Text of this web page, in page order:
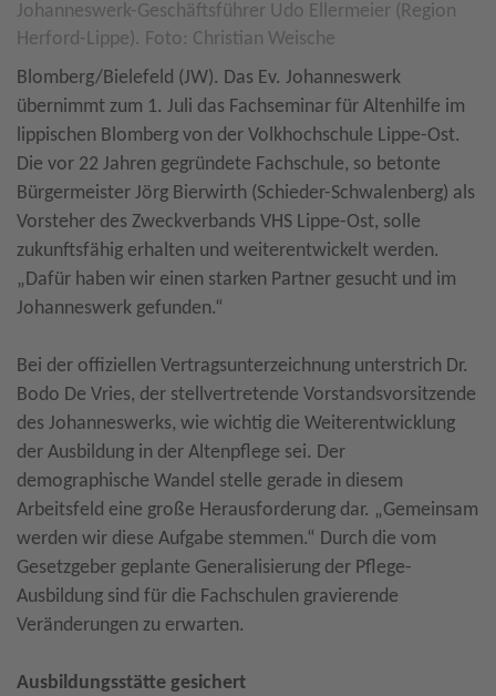
Johanneswerk-Geschäftsführer Udo Ellermeier (Region
Herford-Lippe). Foto: Christian Weische
Blomberg/Bielefeld (JW). Das Ev. Johanneswerk
übernimmt zum 1. Juli das Fachseminar für Altenhilfe im
lippischen Blomberg von der Volkhochschule Lippe-Ost.
Die vor 22 Jahren gegründete Fachschule, so betonte
Bürgermeister Jörg Bierwirth (Schieder-Schwalenberg) als
Vorsteher des Zweckverbands VHS Lippe-Ost, solle
zukunftsfähig erhalten und weiterentwickelt werden.
„Dafür haben wir einen starken Partner gesucht und im
Johanneswerk gefunden.“
Bei der offiziellen Vertragsunterzeichnung unterstrich Dr.
Bodo De Vries, der stellvertretende Vorstandsvorsitzende
des Johanneswerks, wie wichtig die Weiterentwicklung
der Ausbildung in der Altenpflege sei. Der
demographische Wandel stelle gerade in diesem
Arbeitsfeld eine große Herausforderung dar. „Gemeinsam
werden wir diese Aufgabe stemmen.“ Durch die vom
Gesetzgeber geplante Generalisierung der Pflege-
Ausbildung sind für die Fachschulen gravierende
Veränderungen zu erwarten.
Ausbildungsstätte gesichert